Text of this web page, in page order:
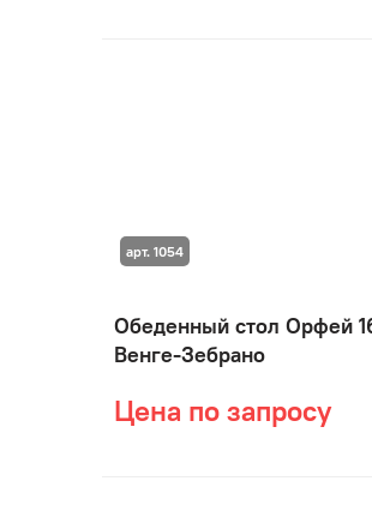
Обеденный стол Орфей
Венге-Зебрано
Цена по запросу
арт. 1054